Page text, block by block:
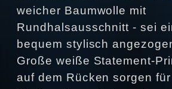
weicher Baumwolle mit
Rundhalsausschnitt - sei
bequem stylisch
Große weiße Statement-
auf dem Rücken sorgen